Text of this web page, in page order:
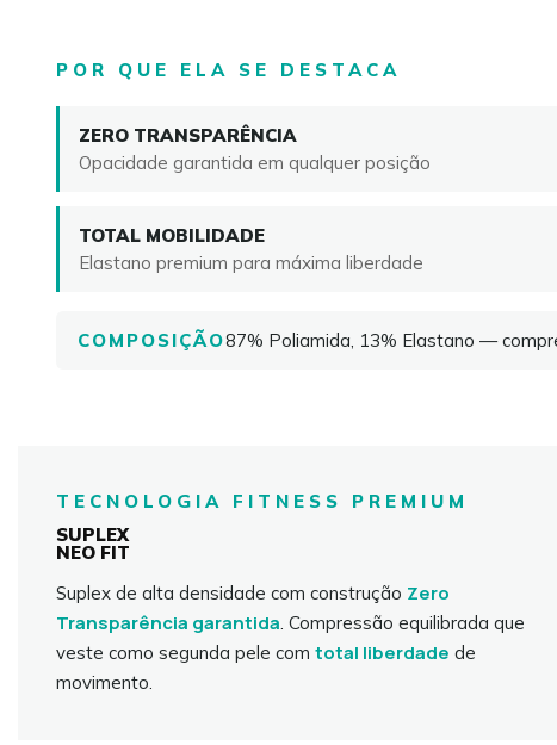
POR QUE ELA SE DESTACA
ZERO TRANSPARÊNCIA
Opacidade garantida em qualquer posição
TOTAL MOBILIDADE
Elastano premium para máxima liberdade
COMPOSIÇÃO87% Poliamida, 13% Elastano —
TECNOLOGIA FITNESS PREMIUM
SUPLEX
NEO FIT
Suplex de alta densidade com construção Zero
Transparência garantida . Compressão equilibrada que
veste como segunda pele com total liberdade de
movimento.